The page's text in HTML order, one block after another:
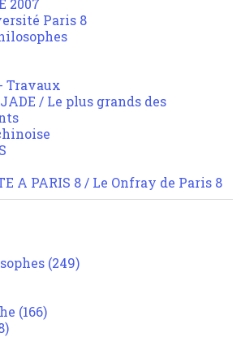
2007
Paris 8
Travaux
/ Le plus grands des
A PARIS 8 / Le Onfray de Paris 8
(249)
(166)